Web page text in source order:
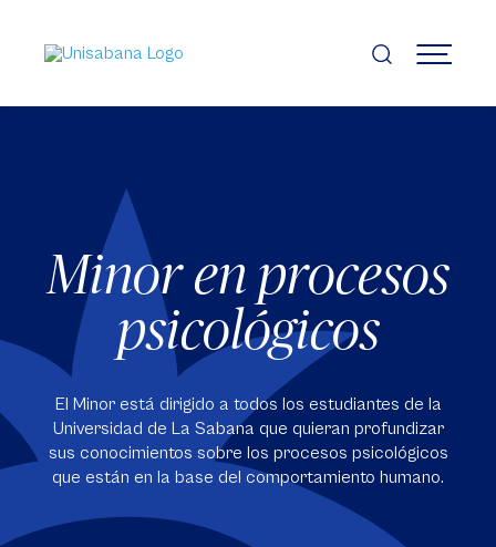
contenido
principal
MENÚ
Minor en procesos
psicológicos
El Minor está dirigido a todos los estudiantes de la
Universidad de La Sabana que quieran profundizar
sus conocimientos sobre los procesos psicológicos
que están en la base del comportamiento humano.